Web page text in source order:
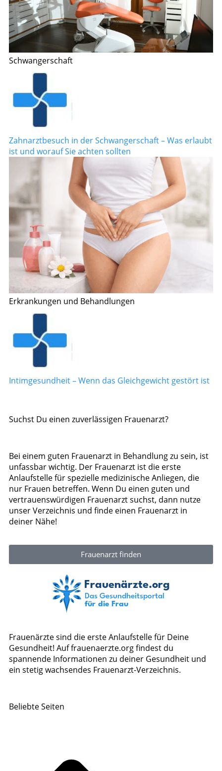
Schwangerschaft
Zahnarztbesuch in der Schwangerschaft – Was erlaubt
ist und worauf Sie achten sollten
Erkrankungen und Behandlungen
Intimgesundheit – Wenn das Gleichgewicht gestört ist
Suchst Du einen zuverlässigen Frauenarzt?
Bei einem guten Frauenarzt in Behandlung zu sein, ist
unfassbar wichtig. Der Frauenarzt ist die erste
Anlaufstelle für spezielle medizinische Anliegen, die
nur Frauen betreffen. Wenn Du einen guten und
vertrauenswürdigen Frauenarzt suchst, dann nutze
unser Verzeichnis und finde einen Frauenarzt in
deiner Nähe!
Frauenarzt finden
Frauenärzte sind die erste Anlaufstelle für Deine
Gesundheit! Auf frauenaerzte.org findest du
spannende Informationen zu deiner Gesundheit und
ein stetig wachsendes Frauenarzt-Verzeichnis.
Beliebte Seiten